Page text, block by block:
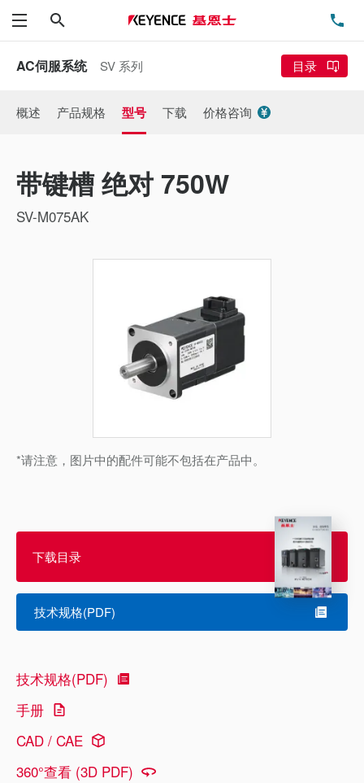
菜单
AC伺服系统 SV 系列 目录
概述 产品规格 型号 下载 价格咨询
带键槽 绝对 750W
SV-M075AK
*请注意，图片中的配件可能不包括在产品中。
下载目录
技术规格(PDF)
技术规格(PDF)
手册
CAD / CAE
360°查看 (3D PDF)